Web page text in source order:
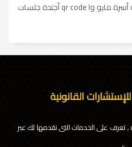
القانونية
, تعرف على الخدمات التى نقدمها لك عبر